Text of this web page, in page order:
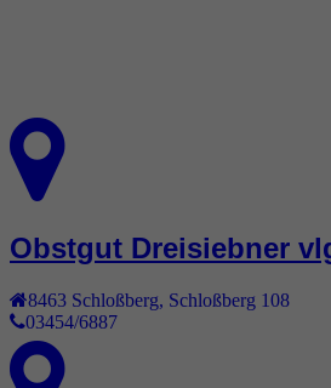
Obstgut Dreisiebner
8463 Schloßberg
Schloßberg 108
03454/6887